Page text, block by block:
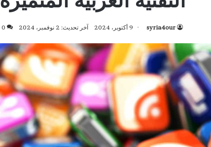
syria4our 9 أكتوبر، 2024 آخر تحديث: 2 نوفمبر، 2024 0